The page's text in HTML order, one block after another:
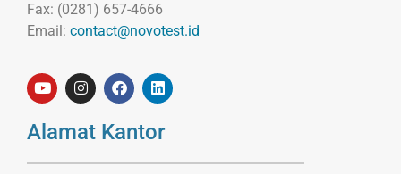
Fax: (0281) 657-4666
Email: contact@novotest.id
Alamat Kantor